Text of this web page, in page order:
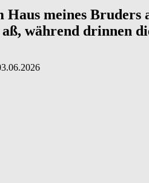
meines
während drinnen